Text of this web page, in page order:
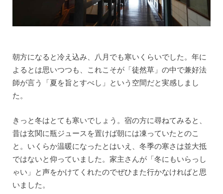
朝方になると冷え込み、八月でも寒いくらいでした。年に
よるとは思いつつも、これこそが「徒然草」の中で兼好法
師が言う「夏を旨とすべし」という空間だと実感しまし
た。
きっと冬はとても寒いでしょう。宿の方に尋ねてみると、
昔は玄関に瓶ジュースを置けば朝には凍っていたとのこ
と。いくらか温暖になったとはいえ、冬季の寒さは並大抵
ではないと仰っていました。家主さんが「冬にもいらっし
ゃい」と声をかけてくれたのでぜひまた行かなければと思
いました。